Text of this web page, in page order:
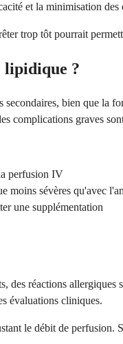
et la minimisation des
trop tôt pourrait
lipidique ?
bien que la
complications graves
perfusion IV
moins sévères qu'avec
une supplémentation
réactions
évaluations cliniques.
le débit de